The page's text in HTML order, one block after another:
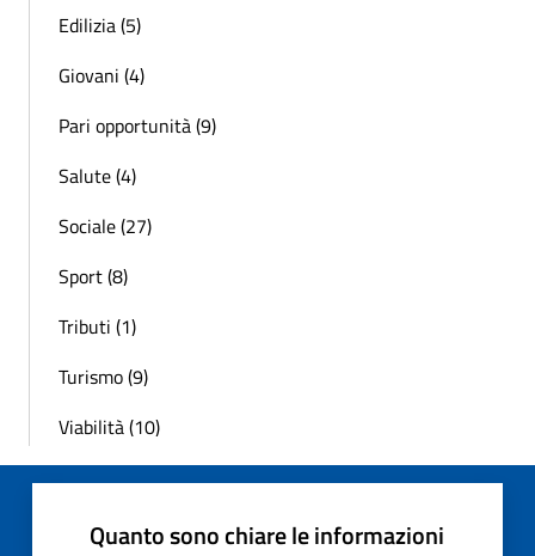
Edilizia (5)
Giovani (4)
Pari opportunità (9)
Salute (4)
Sociale (27)
Sport (8)
Tributi (1)
Turismo (9)
Viabilità (10)
Quanto sono chiare le informazioni